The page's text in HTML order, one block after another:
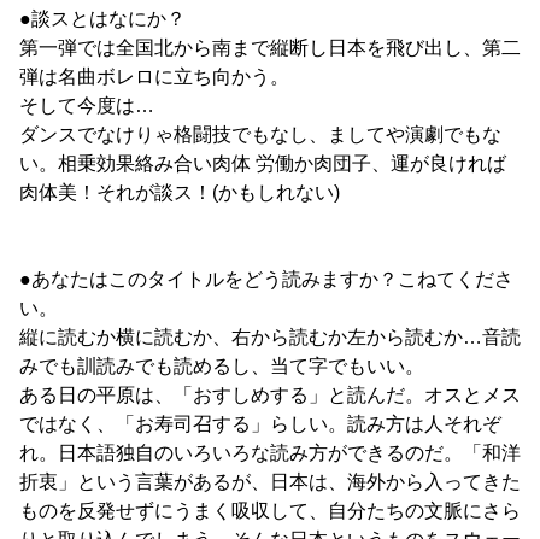
●談スとはなにか？
第一弾では全国北から南まで縦断し日本を飛び出し、第二
弾は名曲ボレロに立ち向かう。
そして今度は…
ダンスでなけりゃ格闘技でもなし、ましてや演劇でもな
い。相乗効果絡み合い肉体 労働か肉団子、運が良ければ
肉体美！それが談ス！(かもしれない)
●あなたはこのタイトルをどう読みますか？こねてくださ
い。
縦に読むか横に読むか、右から読むか左から読むか…音読
みでも訓読みでも読めるし、当て字でもいい。
ある日の平原は、「おすしめする」と読んだ。オスとメス
ではなく、「お寿司召する」らしい。読み方は人それぞ
れ。日本語独自のいろいろな読み方ができるのだ。「和洋
折衷」という言葉があるが、日本は、海外から入ってきた
ものを反発せずにうまく吸収して、自分たちの文脈にさら